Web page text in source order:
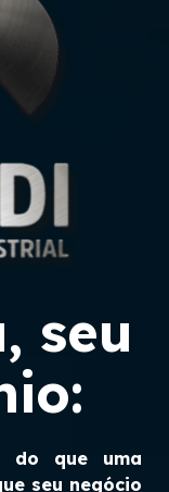
seu
do que uma
seu negócio